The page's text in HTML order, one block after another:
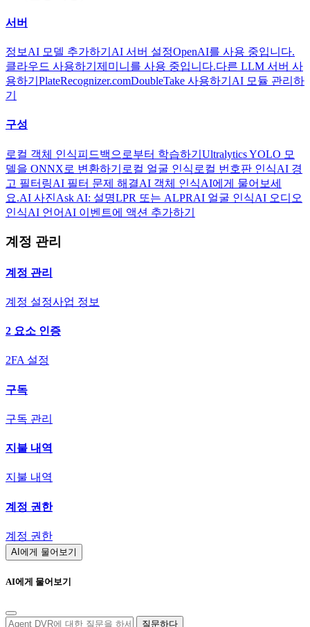
서버
정보 AI 모델 추가하기 AI 서버 설정OpenAI를 사용 중입니다.
클라우드 사용하기 제미니를 사용 중입니다.다른 LLM 서버 사
용하기 PlateRecognizer.comDoubleTake 사용하기 AI 모듈 관리하
기
구성
로컬 객체 인식피드백으로부터 학습하기 Ultralytics YOLO 모
델을 ONNX로 변환하기 로컬 얼굴 인식 로컬 번호판 인식AI 경
고 필터링AI 필터 문제 해결AI 객체 인식AI에게 물어보세
요.AI 사진Ask AI: 설명LPR 또는 ALPRAI 얼굴 인식AI 오디오
인식AI 언어 AI 이벤트에 액션 추가하기
계정 관리
계정 관리
계정 설정사업 정보
2 요소 인증
2FA 설정
구독
구독 관리
지불 내역
지불 내역
계정 권한
계정 권한
AI에게 물어보기
AI에게 물어보기
질문하다